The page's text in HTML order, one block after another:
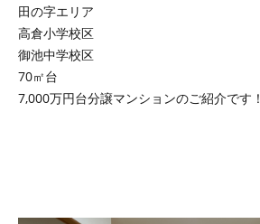
田の字エリア
高倉小学校区
御池中学校区
70㎡台
7,000万円台分譲マンションのご紹介です！